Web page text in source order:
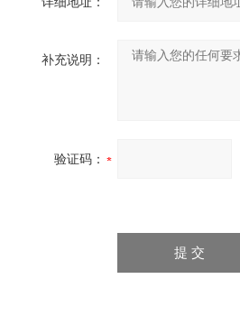
补充说明：
验证码：